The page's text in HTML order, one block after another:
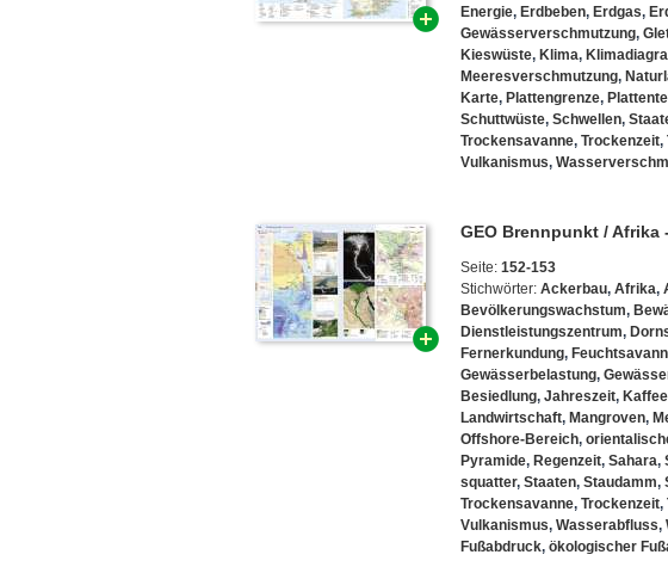
Energie, Erdbeben, Erdgas,
Gewässerverschmutzung,
Kieswüste, Klima,
Meeresverschmutzung,
Karte, Plattengrenze,
Schuttwüste, Schwellen,
Trockensavanne, Trockenzeit,
Vulkanismus,
GEO Brennpunkt / Afrika
Seite: 152-153
Stichwörter: Ackerbau, Afrika,
Bevölkerungswachstum,
Dienstleistungszentrum,
Fernerkundung,
Gewässerbelastung,
Besiedlung, Jahreszeit, Kaffee
Landwirtschaft, Mangroven,
Offshore-Bereich,
Pyramide, Regenzeit, Sahara,
squatter, Staaten, Staudamm,
Trockensavanne, Trockenzeit,
Vulkanismus, Wasserabfluss,
Fußabdruck, ökologischer